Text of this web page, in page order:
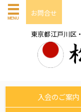
お問合せ
東京都江戸川区
入会のご案内